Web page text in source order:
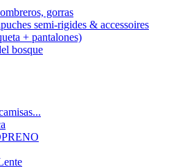
gorras
semi-rigides & accessoires
+ pantalones)
bosque